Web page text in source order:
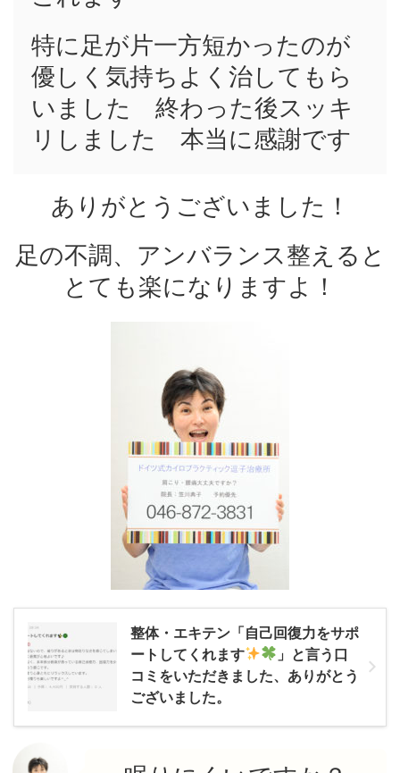
特に足が片一方短かったのが
優しく気持ちよく治してもら
いました 終わった後スッキ
リしました 本当に感謝です
ありがとうございました！
足の不調、アンバランス整えると
とても楽になりますよ！
整体・エキテン「自己回復力をサポ
ートしてくれます
」と言う口
コミをいただきました、ありがとう
ございました。